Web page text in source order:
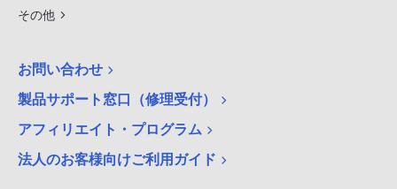
その他
お問い合わせ
製品サポート窓口（修理受付）
アフィリエイト・プログラム
法人のお客様向けご利用ガイド